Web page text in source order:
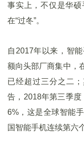
事实上，不仅是华
在“过冬”。
自2017年以来，智
额向头部厂商集中，
已经超过三分之二
告，2018年第三季
6%，这是全球智能
国智能手机连续第六